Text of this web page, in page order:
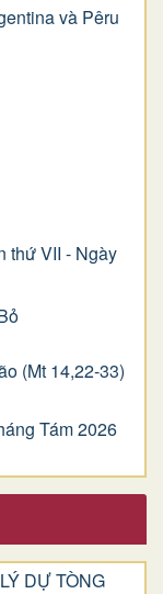
và Pêru
thứ VII - Ngày
(Mt 14,22-33)
Tám 2026
DỰ TÒNG